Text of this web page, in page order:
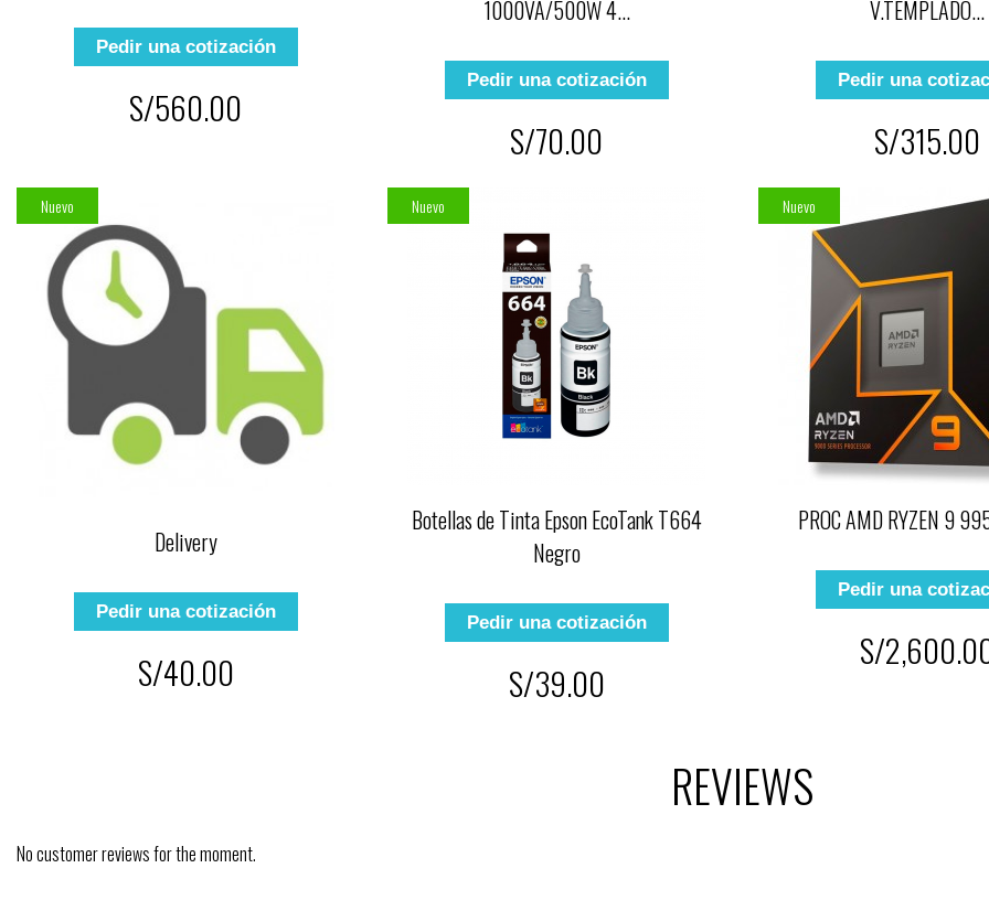
Pedir una cotización
S/560.00
1000VA/500W 4...
Pedir una cotización
S/70.00
V.TEMPLADO...
Pedir una
S/315.00
Nuevo
Delivery
Pedir una cotización
S/40.00
Nuevo
Botellas de Tinta Epson EcoTank T664
Negro
Pedir una cotización
S/39.00
Nuevo
PROC AMD RYZEN 9
Pedir una
S/
REVIEWS
No customer reviews for the moment.